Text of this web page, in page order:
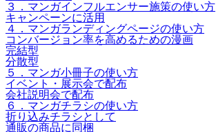
３．マンガインフルエンサー施策の使い方
キャンペーンに活用
４．マンガランディングページの使い方
コンバージョン率を高めるための漫画
完結型
分散型
５．マンガ小冊子の使い方
イベント・展示会で配布
会社説明会で配布
６．マンガチラシの使い方
折り込みチラシとして
通販の商品に同梱